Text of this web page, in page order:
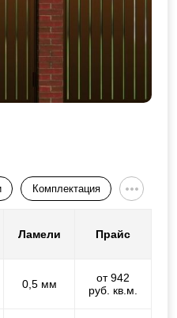
Комплектация
Ламели Прайс
0,5 мм
от 942
руб. кв.м.